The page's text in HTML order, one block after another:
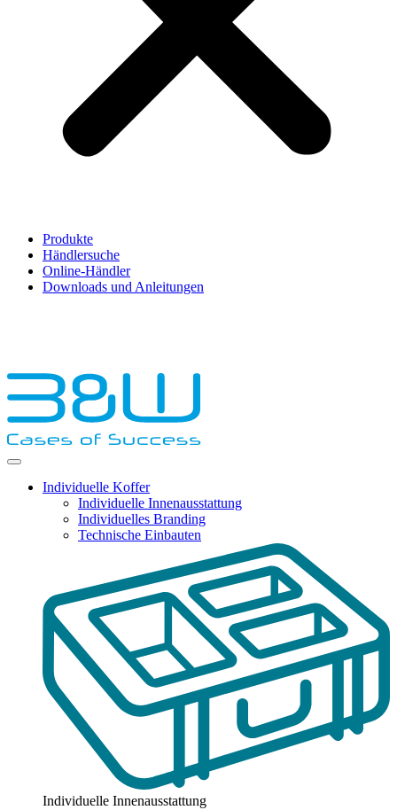
Produkte
Händlersuche
Online-Händler
Downloads und Anleitungen
Individuelle Koffer
Individuelle Innenausstattung
Individuelles Branding
Technische Einbauten
Individuelle Innenausstattung